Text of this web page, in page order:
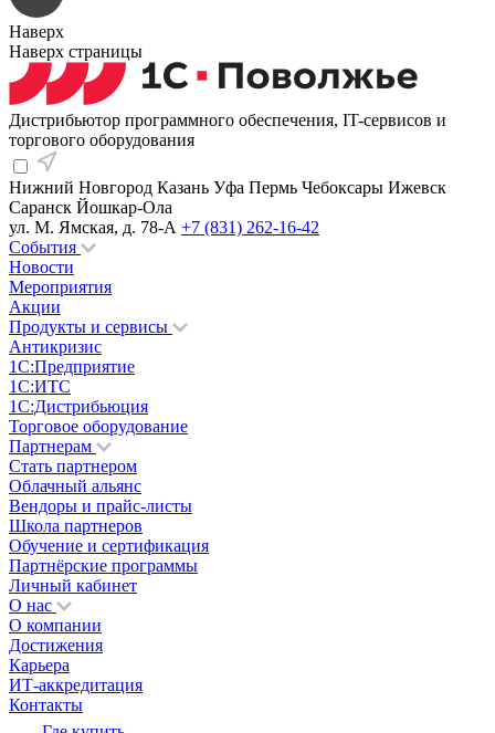
Наверх
Наверх страницы
Дистрибьютор программного обеспечения, IT-сервисов и
торгового оборудования
Нижний Новгород Казань Уфа Пермь Чебоксары Ижевск
Саранск Йошкар-Ола
ул. М. Ямская, д. 78-А +7 (831) 262-16-42
События
Новости
Мероприятия
Акции
Продукты и сервисы
Антикризис
1С:Предприятие
1С:ИТС
1С:Дистрибьюция
Торговое оборудование
Партнерам
Стать партнером
Облачный альянс
Вендоры и прайс-листы
Школа партнеров
Обучение и сертификация
Партнёрские программы
Личный кабинет
О нас
О компании
Достижения
Карьера
ИТ-аккредитация
Контакты